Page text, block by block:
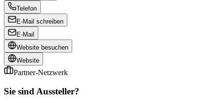
Telefon
E-Mail schreiben
E-Mail
Website besuchen
Website
Partner-Netzwerk
Sie sind Aussteller?